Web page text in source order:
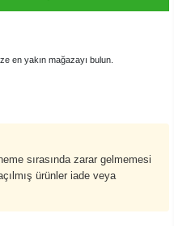
en yakın mağazayı bulun.
sırasında zarar gelmemesi
ürünler iade veya